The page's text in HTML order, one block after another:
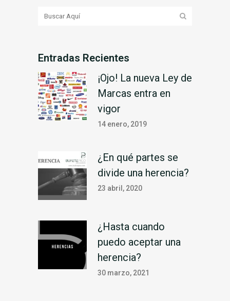
Entradas Recientes
¡Ojo! La nueva Ley de
Marcas entra en
vigor
14 enero, 2019
¿En qué partes se
divide una herencia?
23 abril, 2020
¿Hasta cuando
puedo aceptar una
herencia?
30 marzo, 2021